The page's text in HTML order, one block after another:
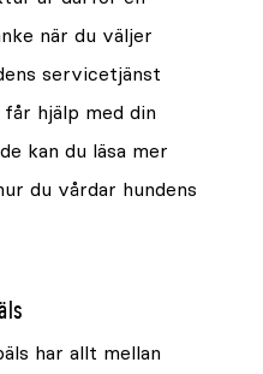
när du väljer
servicetjänst
får hjälp med din
kan du läsa mer
du vårdar hundens
har allt mellan